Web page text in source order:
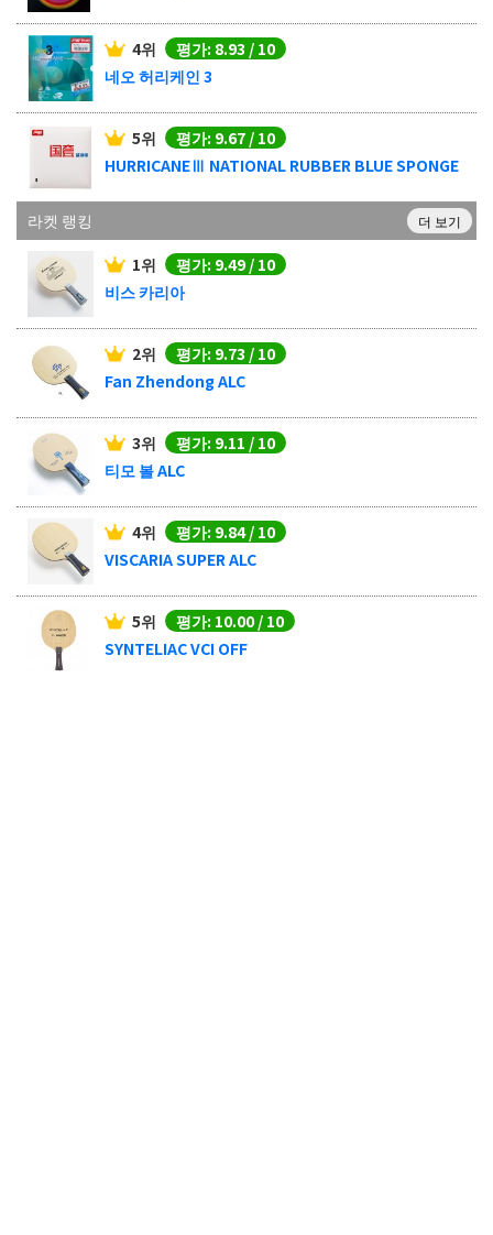
4위
평가: 8.93 / 10
네오 허리케인 3
5위
평가: 9.67 / 10
HURRICANEⅢ NATIONAL RUBBER BLUE SPONGE
라켓 랭킹 더 보기
1위
평가: 9.49 / 10
비스 카리아
2위
평가: 9.73 / 10
Fan Zhendong ALC
3위
평가: 9.11 / 10
티모 볼 ALC
4위
평가: 9.84 / 10
VISCARIA SUPER ALC
5위
평가: 10.00 / 10
SYNTELIAC VCI OFF